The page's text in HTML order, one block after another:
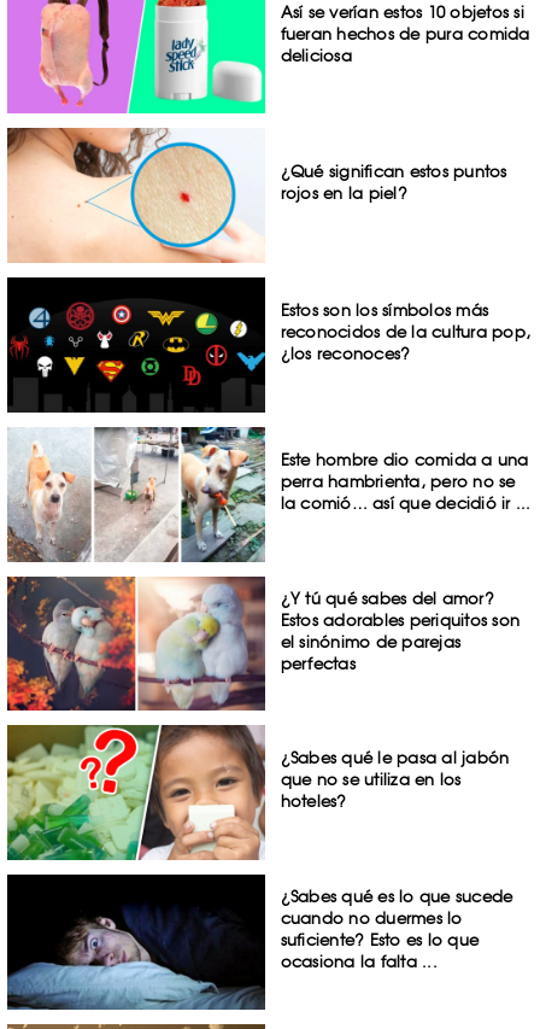
Así se verían estos 10 objetos si
fueran hechos de pura comida
deliciosa
¿Qué significan estos puntos
rojos en la piel?
Estos son los símbolos más
reconocidos de la cultura pop,
¿los reconoces?
Este hombre dio comida a una
perra hambrienta, pero no se
la comió… así que decidió ir ...
¿Y tú qué sabes del amor?
Estos adorables periquitos son
el sinónimo de parejas
perfectas
¿Sabes qué le pasa al jabón
que no se utiliza en los
hoteles?
¿Sabes qué es lo que sucede
cuando no duermes lo
suficiente? Esto es lo que
ocasiona la falta ...